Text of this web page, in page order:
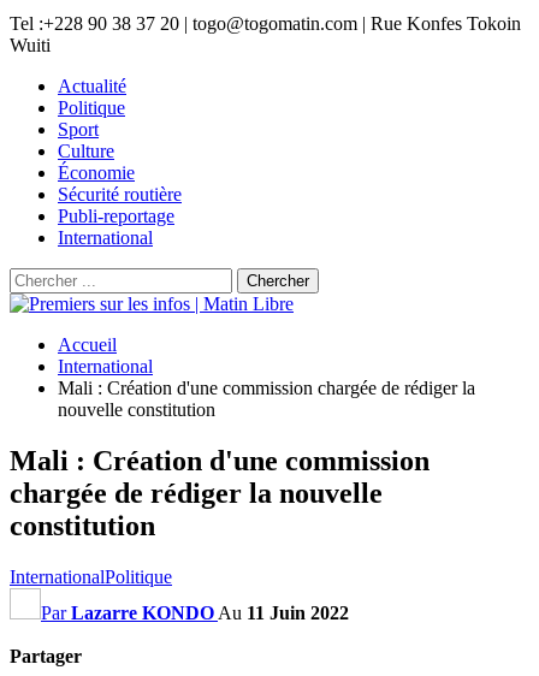
Tel :+228 90 38 37 20 | togo@togomatin.com | Rue Konfes Tokoin
Wuiti
Actualité
Politique
Sport
Culture
Économie
Sécurité routière
Publi-reportage
International
Accueil
International
Mali : Création d'une commission chargée de rédiger la
nouvelle constitution
Mali : Création d'une commission
chargée de rédiger la nouvelle
constitution
InternationalPolitique
ParLazarre KONDO Au 11 Juin 2022
Partager